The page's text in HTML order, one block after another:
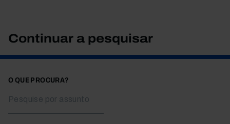
Continuar a pesquisar
O QUE PROCURA?